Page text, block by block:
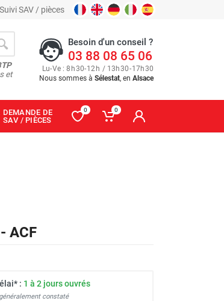
Suivi SAV / pièces
et
Besoin d'un conseil ?
03 88 08 65 06
Lu-Ve : 8h30-12h / 13h30-17h30
Nous sommes à Sélestat, en Alsace
DEMANDE DE
SAV / PIÈCES
0 0
ACF
: 1 à 2 jours ouvrés
constaté